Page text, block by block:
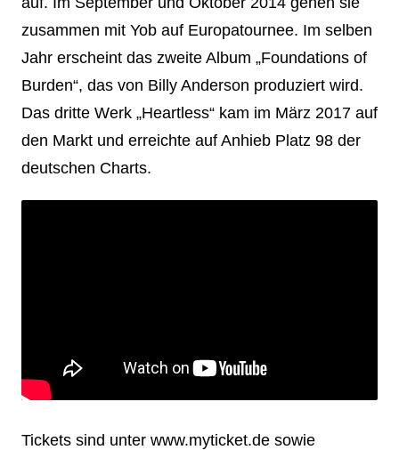
zusammen mit Yob auf Europatournee. Im selben
Jahr erscheint das zweite Album „Foundations of
Burden“, das von Billy Anderson produziert wird.
Das dritte Werk „Heartless“ kam im März 2017 auf
den Markt und erreichte auf Anhieb Platz 98 der
deutschen Charts.
Tickets sind unter www.myticket.de sowie